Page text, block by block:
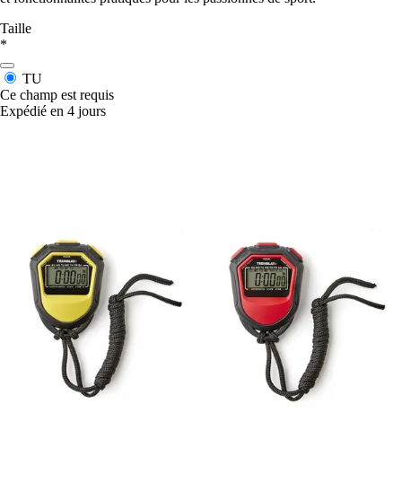
Taille
*
TU
Ce champ est requis
Expédié en 4 jours